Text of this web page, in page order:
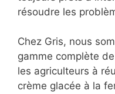
résoudre les
Chez Gris, nous
gamme complète
les agriculteurs à
crème glacée à la